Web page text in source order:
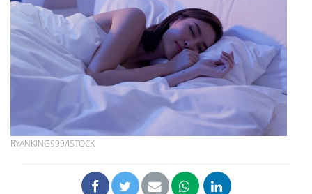
RYANKING999/ISTOCK